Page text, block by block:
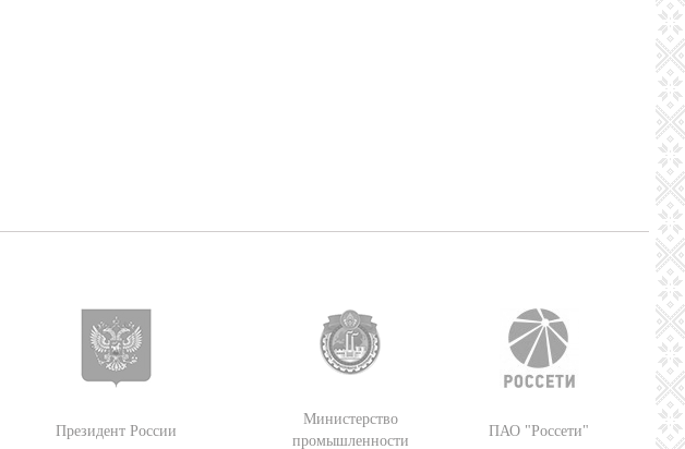
А.М Буйницкого
Президент России
Министерство
промышленности
ПАО "Россети"